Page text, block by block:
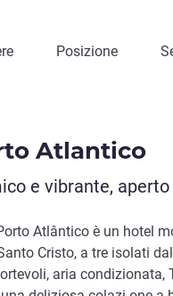
Posizione
Atlantico
e vibrante,
Atlântico è un hotel
Cristo, a tre isolati
aria condizionata,